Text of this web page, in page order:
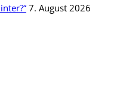
7. August 2026